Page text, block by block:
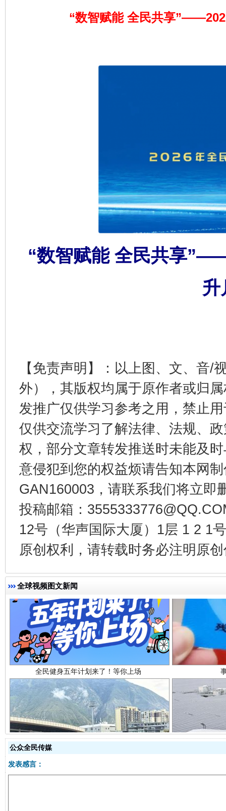
“数智赋能 全民共享
“数智赋能 全民共享
升
【免责声明】：以上图、文、音/
外），其版权均属于原作者或归
发推广仅供学习参考之用，禁止
仅供交流学习了解法律、法规、
权，部分文章转发推送时未能及
意侵犯到您的权益烦请告知本网
GAN160003，请联系我们将立即
投稿邮箱：
12号（华声国际大厦）1层 1 2 1
原创权利，请转载时务必注明原
全球视频图文新闻
千年窑火 生生不息 一
受贿1.44亿！段成刚被判无期 从幼
全民健身五年计划来了！等你上场
阿坝州三大球赛在茂县开幕
公众全民传媒
发表感言：